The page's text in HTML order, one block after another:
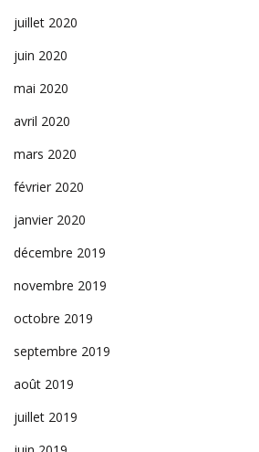
juillet 2020
juin 2020
mai 2020
avril 2020
mars 2020
février 2020
janvier 2020
décembre 2019
novembre 2019
octobre 2019
septembre 2019
août 2019
juillet 2019